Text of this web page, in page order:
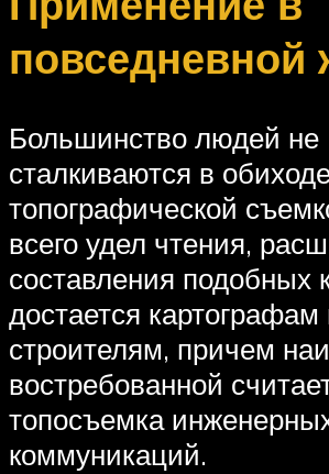
повседневной
Большинство людей не
сталкиваются в
топографической
всего удел чтения,
составления подобных
достается картографам
строителям, причем
востребованной
топосъемка
коммуникаций.